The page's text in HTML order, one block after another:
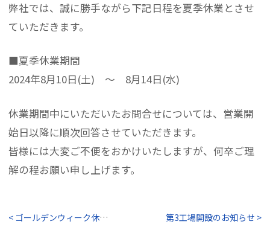
弊社では、誠に勝手ながら下記日程を夏季休業とさせ
ていただきます。
■夏季休業期間
2024年8月10日(土) ～ 8月14日(水)
休業期間中にいただいたお問合せについては、営業開
始日以降に順次回答させていただきます。
皆様には大変ご不便をおかけいたしますが、何卒ご理
解の程お願い申し上げます。
< ゴールデンウィーク休業のお知らせ 第3工場開設のお知らせ >